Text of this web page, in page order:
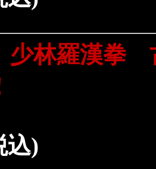
少林羅漢
込)